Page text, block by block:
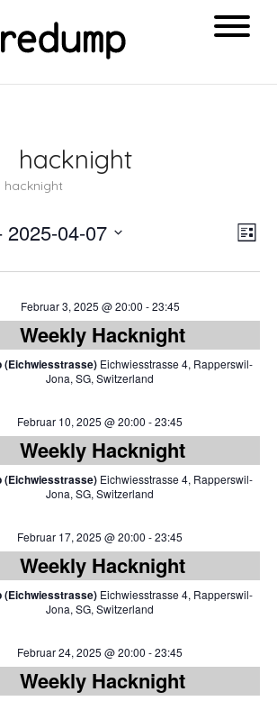
hacknight
hacknight
2025-04-07
Februar 3, 2025 @ 20:00 -23:45
Weekly Hacknight
(Eichwiesstrasse) Eichwiesstrasse 4, Rapperswil-
Jona, SG, Switzerland
Februar 10, 2025 @ 20:00 -23:45
Weekly Hacknight
(Eichwiesstrasse) Eichwiesstrasse 4, Rapperswil-
Jona, SG, Switzerland
Februar 17, 2025 @ 20:00 -23:45
Weekly Hacknight
(Eichwiesstrasse) Eichwiesstrasse 4, Rapperswil-
Jona, SG, Switzerland
Februar 24, 2025 @ 20:00 -23:45
Weekly Hacknight